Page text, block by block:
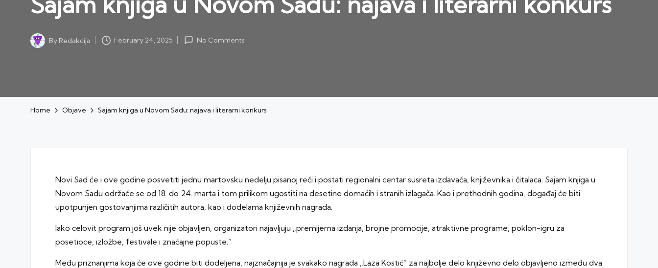
PostedBy Redakcija February 24, 2025 No Comments
Home Objave Sajam knjiga u Novom Sadu: najava i literarni konkurs
Novi Sad će i ove godine posvetiti jednu martovsku nedelju pisanoj reči i postati regionalni centar susreta izdavača, književnika i čitalaca. Sajam knjiga u
Novom Sadu održaće se od 18. do 24. marta i tom prilikom ugostiti na desetine domaćih i stranih izlagača. Kao i prethodnih godina, događaj će biti
upotpunjen gostovanjima različitih autora, kao i dodelama književnih nagrada.
Iako celovit program još uvek nije objavljen, organizatori najavljuju „premijerna izdanja, brojne promocije, atraktivne programe, poklon-igru za
posetioce, izložbe, festivale i značajne popuste.“
Među priznanjima koja će ove godine biti dodeljena, najznačajnija je svakako nagrada „Laza Kostić“ za najbolje delo književno delo objavljeno između dva